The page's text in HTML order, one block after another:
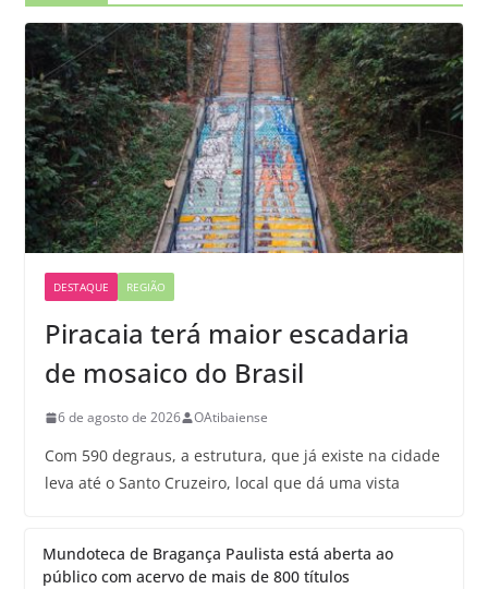
DESTAQUE REGIÃO
Piracaia terá maior escadaria
de mosaico do Brasil
6 de agosto de 2026 OAtibaiense
Com 590 degraus, a estrutura, que já existe na cidade
leva até o Santo Cruzeiro, local que dá uma vista
Mundoteca de Bragança Paulista está aberta ao
público com acervo de mais de 800 títulos